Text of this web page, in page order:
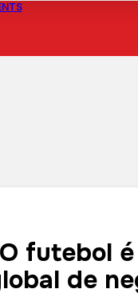
futebol
de